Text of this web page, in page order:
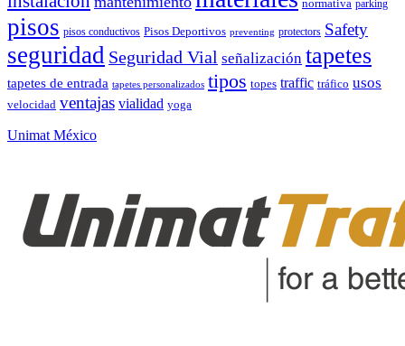
normativa parking
pisos pisos conductivos Pisos Deportivos preventing protectors Safety
seguridad Seguridad Vial señalización tapetes
tapetes de entrada tapetes personalizados tipos topes traffic tráfico usos
velocidad ventajas vialidad yoga
Unimat México